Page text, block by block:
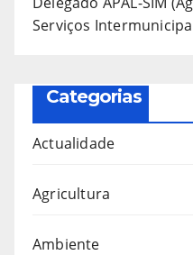
Serviços
Categorias
Actualidade
Agricultura
Ambiente